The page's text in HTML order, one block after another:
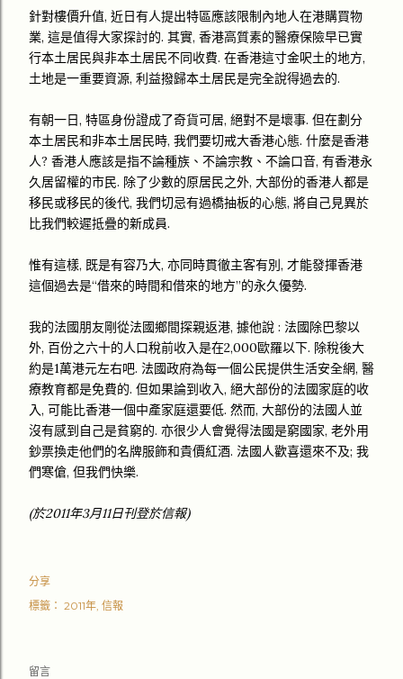
針對樓價升值, 近日有人提出特區應該限制內地人在港購買物
業, 這是值得大家探討的. 其實, 香港高質素的醫療保險早已實
行本土居民與非本土居民不同收費. 在香港這寸金呎土的地方,
土地是一重要資源, 利益撥歸本土居民是完全說得過去的.
有朝一日, 特區身份證成了奇貨可居, 絕對不是壞事. 但在劃分
本土居民和非本土居民時, 我們要切戒大香港心態. 什麼是香港
人? 香港人應該是指不論種族、不論宗教、不論口音, 有香港永
久居留權的市民. 除了少數的原居民之外, 大部份的香港人都是
移民或移民的後代, 我們切忌有過橋抽板的心態, 將自己見異於
比我們較遲抵疊的新成員.
惟有這樣, 既是有容乃大, 亦同時貫徹主客有別, 才能發揮香港
這個過去是“借來的時間和借來的地方”的永久優勢.
我的法國朋友剛從法國鄉間探親返港, 據他說 : 法國除巴黎以
外, 百份之六十的人口稅前收入是在2,000歐羅以下. 除稅後大
約是1萬港元左右吧. 法國政府為每一個公民提供生活安全網, 醫
療教育都是免費的. 但如果論到收入, 絕大部份的法國家庭的收
入, 可能比香港一個中產家庭還要低. 然而, 大部份的法國人並
沒有感到自己是貧窮的. 亦很少人會覺得法國是窮國家, 老外用
鈔票換走他們的名牌服飾和貴價紅酒. 法國人歡喜還來不及; 我
們寒傖, 但我們快樂.
(於2011年3月11日刊登於信報)
分享
標籤： 2011年 信報
留言